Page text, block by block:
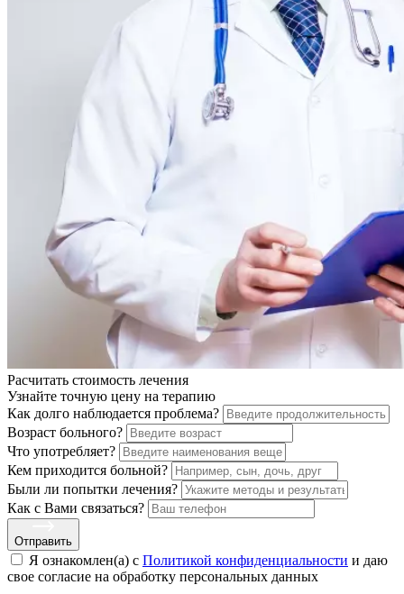
Расчитать стоимость лечения
Узнайте точную цену на терапию
Как долго наблюдается проблема?
Возраст больного?
Что употребляет?
Кем приходится больной?
Были ли попытки лечения?
Как с Вами связаться?
Отправить
Я ознакомлен(а) с Политикой конфиденциальности и даю
свое cогласие на обработку персональных данных